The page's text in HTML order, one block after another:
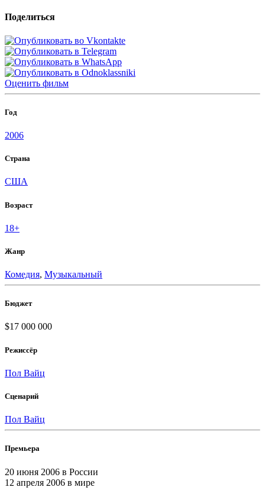
Поделиться
Оценить фильм
Год
2006
Страна
США
Возраст
18+
Жанр
Комедия, Музыкальный
Бюджет
$17 000 000
Режиссёр
Пол Вайц
Сценарий
Пол Вайц
Премьера
20 июня 2006 в России
12 апреля 2006 в мире